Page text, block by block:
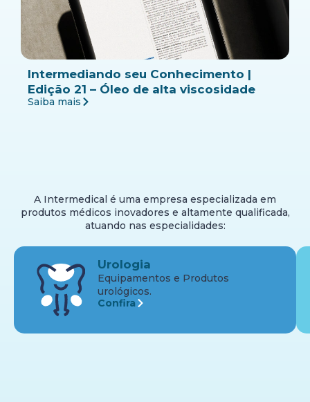
Intermediando seu Conhecimento |
Edição 21 – Óleo de alta viscosidade
Saiba mais
A Intermedical é uma empresa especializada em
produtos médicos inovadores e altamente qualificada,
atuando nas especialidades:
Urologia
Equipamentos e Produtos
urológicos.
Confira